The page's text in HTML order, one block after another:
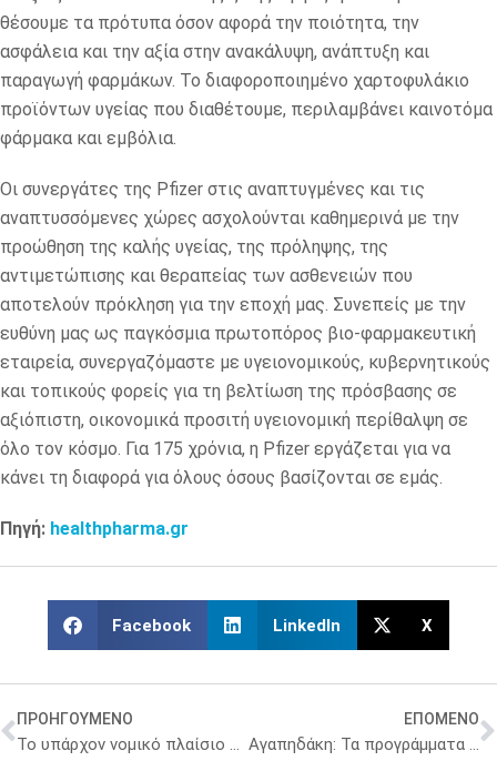
θέσουμε τα πρότυπα όσον αφορά την ποιότητα, την
ασφάλεια και την αξία στην ανακάλυψη, ανάπτυξη και
παραγωγή φαρμάκων. Το διαφοροποιημένο χαρτοφυλάκιο
προϊόντων υγείας που διαθέτουμε, περιλαμβάνει καινοτόμα
φάρμακα και εμβόλια.
Οι συνεργάτες της Pfizer στις αναπτυγμένες και τις
αναπτυσσόμενες χώρες ασχολούνται καθημερινά με την
προώθηση της καλής υγείας, της πρόληψης, της
αντιμετώπισης και θεραπείας των ασθενειών που
αποτελούν πρόκληση για την εποχή μας. Συνεπείς με την
ευθύνη μας ως παγκόσμια πρωτοπόρος βιο-φαρμακευτική
εταιρεία, συνεργαζόμαστε με υγειονομικούς, κυβερνητικούς
και τοπικούς φορείς για τη βελτίωση της πρόσβασης σε
αξιόπιστη, οικονομικά προσιτή υγειονομική περίθαλψη σε
όλο τον κόσμο. Για 175 χρόνια, η Pfizer εργάζεται για να
κάνει τη διαφορά για όλους όσους βασίζονται σε εμάς.
Πηγή: healthpharma.gr
Facebook LinkedIn X
ΠΡΟΗΓΟΥΜΕΝΟ
Το υπάρχον νομικό πλαίσιο δημιουργεί εύλογους προβληματισμούς
ΕΠΟΜΕΝΟ
Αγαπηδάκη: Τα προγράμματα πρόληψης ήρθαν για να μείνουν